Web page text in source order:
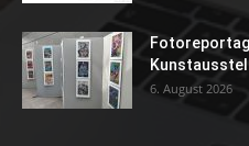
6. August 2026